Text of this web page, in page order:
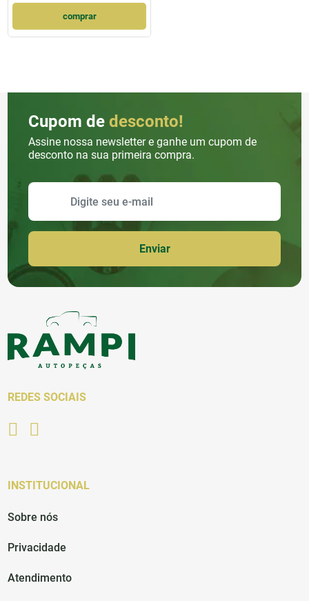
comprar
Cupom dedesconto!
Assine nossa newsletter e ganhe um cupom de
desconto na sua primeira compra.
REDES SOCIAIS
INSTITUCIONAL
Sobre nós
Privacidade
Atendimento